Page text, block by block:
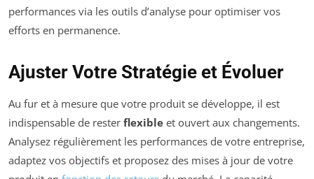
performances via les outils d’analyse pour optimiser vos
efforts en permanence.
Ajuster Votre Stratégie et Évoluer
Au fur et à mesure que votre produit se développe, il est
indispensable de rester flexible et ouvert aux changements.
Analysez régulièrement les performances de votre entreprise,
adaptez vos objectifs et proposez des mises à jour de votre